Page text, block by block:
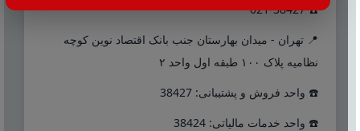
☎️ 021-38427
📍 تهران - میدان بهارستان جنب بانک اقتصاد نوین کوچه
نظامیه پلاک ۱۰۰ طبقه اول واحد ۲
☎️ واحد فروش و پشتیبانی: 38427
☎️ واحد خدمات مالیاتی: 38424